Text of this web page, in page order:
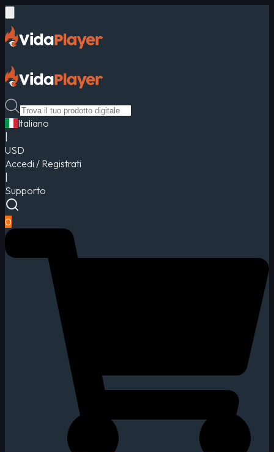
Italiano
USD
Accedi / Registrati
Supporto
0